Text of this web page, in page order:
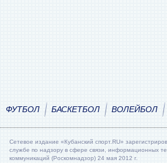
ФУТБОЛ БАСКЕТБОЛ ВОЛЕЙБОЛ
Сетевое издание «Кубанский спорт.RU»
службе по надзору в сфере связи, информационных
коммуникаций (Роскомнадзор) 24 мая 2012 г.